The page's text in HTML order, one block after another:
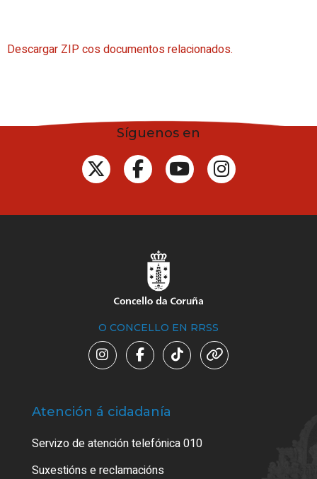
Descargar ZIP cos documentos relacionados.
Síguenos en
O CONCELLO EN RRSS
Atención á cidadanía
Servizo de atención telefónica 010
Suxestións e reclamacións